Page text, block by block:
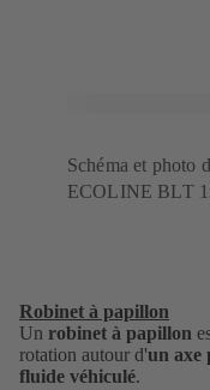
Schéma et photo
ECOLINE BLT
Robinet à papillon
Un robinet à papillon
rotation autour d'un axe
fluide véhiculé.